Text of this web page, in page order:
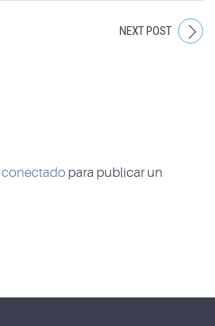
NEXT POST
conectado para publicar un